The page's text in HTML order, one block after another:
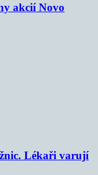
akcií Novo
Lékaři varují